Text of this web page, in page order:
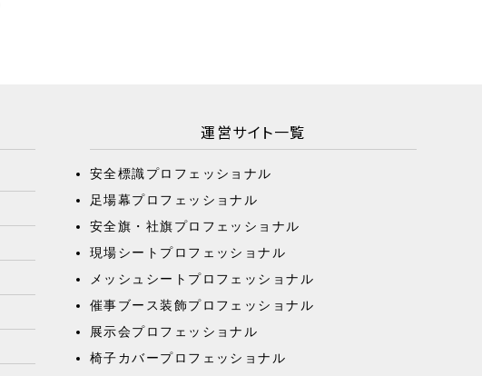
運営サイト一覧
安全標識プロフェッショナル
足場幕プロフェッショナル
安全旗・社旗プロフェッショナル
現場シートプロフェッショナル
メッシュシートプロフェッショナル
催事ブース装飾プロフェッショナル
展示会プロフェッショナル
椅子カバープロフェッショナル